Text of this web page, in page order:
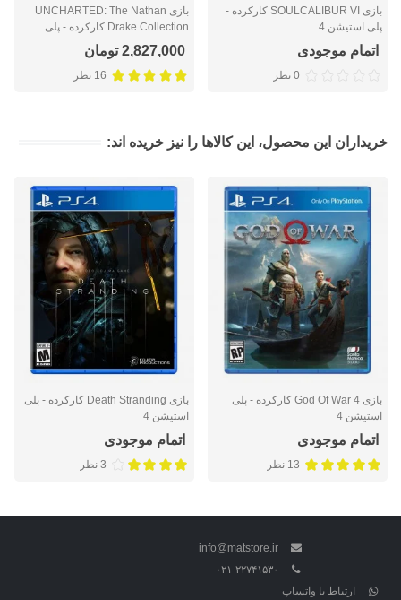
بازی SOULCALIBUR VI کارکرده -
پلی استیشن 4
اتمام موجودی
0 نظر
بازی UNCHARTED: The Nathan
Drake Collection کارکرده - پلی
استیشن 4
2,827,000 تومان
16 نظر
خریداران این محصول، این کالاها را نیز خریده اند:
بازی God Of War 4 کارکرده - پلی
استیشن 4
اتمام موجودی
13 نظر
بازی Death Stranding کارکرده - پلی
استیشن 4
اتمام موجودی
3 نظر
info@matstore.ir
۰۲۱-۲۲۷۴۱۵۳۰
ارتباط با واتساپ